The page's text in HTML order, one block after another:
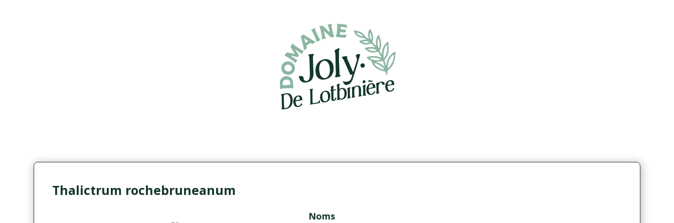
Thalictrum rochebruneanum
Noms